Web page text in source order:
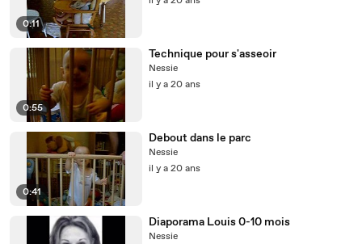
0:11
0:55
Technique pour s'asseoir
Nessie
il y a 20 ans
0:41
Debout dans le parc
Nessie
il y a 20 ans
Diaporama Louis 0-10 mois
Nessie